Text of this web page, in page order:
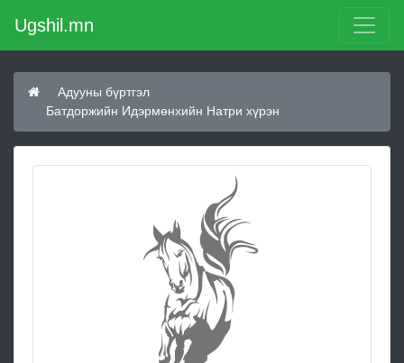
Ugshil.mn
Адууны бүртгэл
Батдоржийн Идэрмөнхийн Натри хүрэн